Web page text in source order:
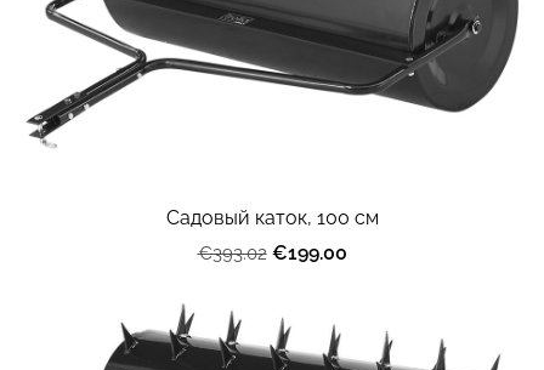
Садовый каток, 100 см
€393.02 €199.00